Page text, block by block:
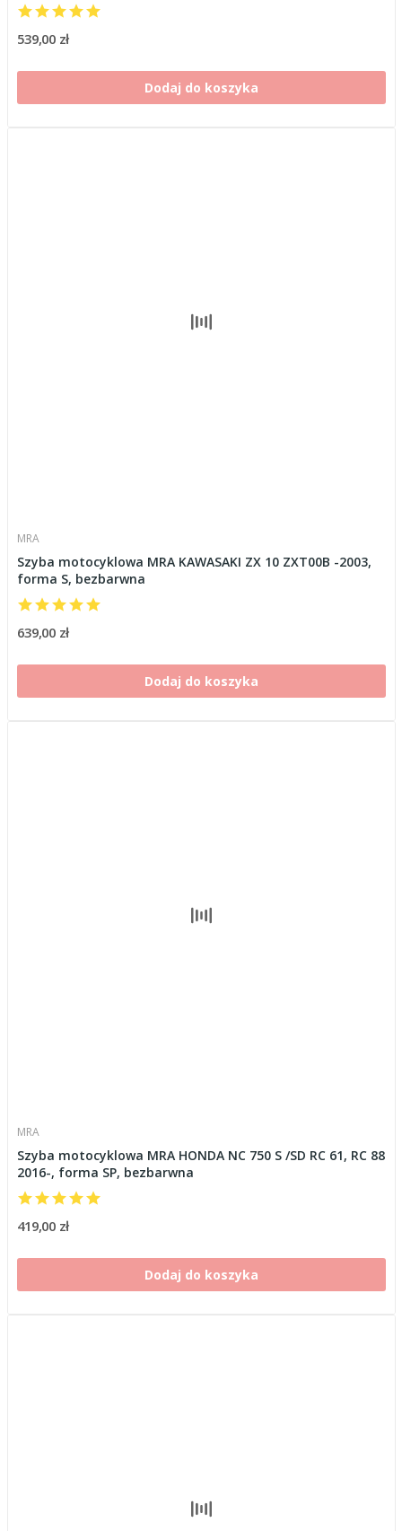
539,00 zł
Dodaj do koszyka
MRA
Szyba motocyklowa MRA KAWASAKI ZX 10 ZXT00B -2003,
forma S, bezbarwna
639,00 zł
Dodaj do koszyka
MRA
Szyba motocyklowa MRA HONDA NC 750 S /SD RC 61, RC 88
2016-, forma SP, bezbarwna
419,00 zł
Dodaj do koszyka